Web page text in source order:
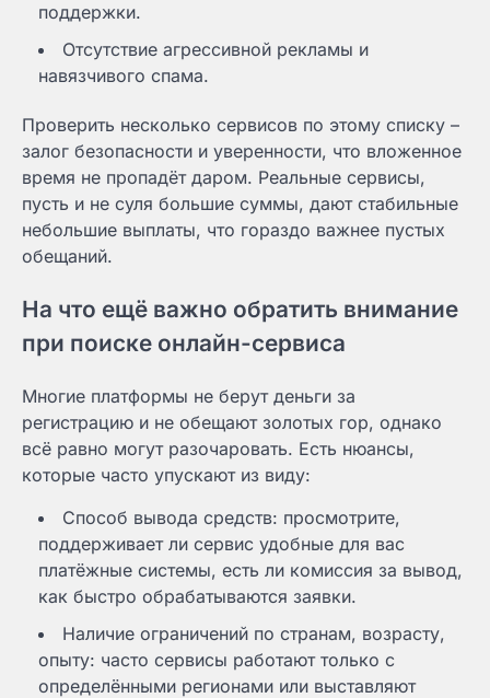
поддержки.
Отсутствие агрессивной рекламы и
навязчивого спама.
Проверить несколько сервисов по этому списку –
залог безопасности и уверенности, что вложенное
время не пропадёт даром. Реальные сервисы,
пусть и не суля большие суммы, дают стабильные
небольшие выплаты, что гораздо важнее пустых
обещаний.
На что ещё важно обратить внимание
при поиске онлайн-сервиса
Многие платформы не берут деньги за
регистрацию и не обещают золотых гор, однако
всё равно могут разочаровать. Есть нюансы,
которые часто упускают из виду:
Способ вывода средств: просмотрите,
поддерживает ли сервис удобные для вас
платёжные системы, есть ли комиссия за вывод,
как быстро обрабатываются заявки.
Наличие ограничений по странам, возрасту,
опыту: часто сервисы работают только с
определёнными регионами или выставляют